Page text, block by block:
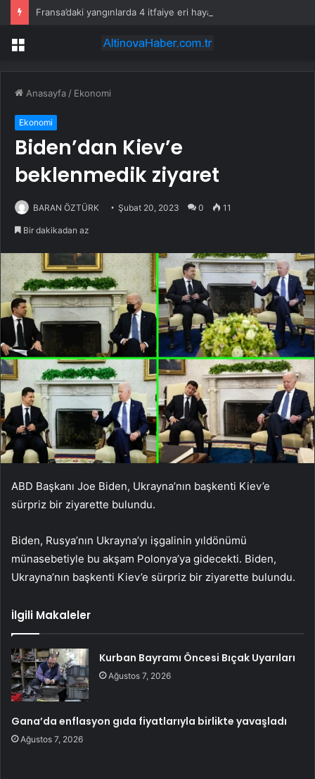
Fransa’daki yangınlarda 4 itfaiye eri hayatını kaybetti
Menü
Anasayfa / Ekonomi
Ekonomi
Biden’dan Kiev’e
beklenmedik ziyaret
BARAN ÖZTÜRK Şubat 20, 2023 0 11
Bir dakikadan az
ABD Başkanı Joe Biden, Ukrayna’nın başkenti Kiev’e
sürpriz bir ziyarette bulundu.
Biden, Rusya’nın Ukrayna’yı işgalinin yıldönümü
münasebetiyle bu akşam Polonya’ya gidecekti. Biden,
Ukrayna’nın başkenti Kiev’e sürpriz bir ziyarette bulundu.
İlgili Makaleler
Kurban Bayramı Öncesi Bıçak Uyarıları
Ağustos 7, 2026
Gana’da enflasyon gıda fiyatlarıyla birlikte yavaşladı
Ağustos 7, 2026